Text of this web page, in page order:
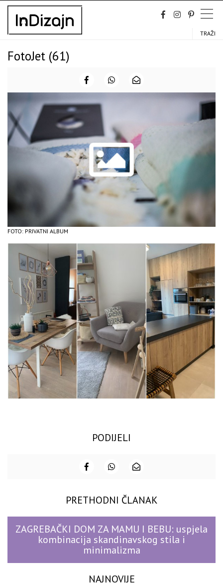
Skip
content
TRAŽI
FotoJet (61)
FOTO: PRIVATNI ALBUM
PODIJELI
PRETHODNI ČLANAK
ZAGREBAČKI DOM ZA MAMU I BEBU: uspjela
kombinacija skandinavskog stila i
minimalizma
NAJNOVIJE